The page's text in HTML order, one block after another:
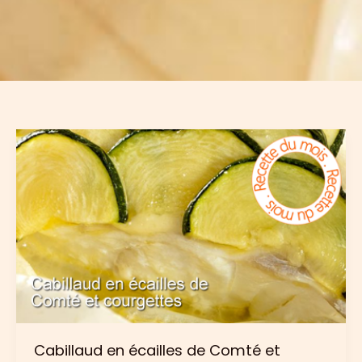
Cabillaud en écailles de Comté et